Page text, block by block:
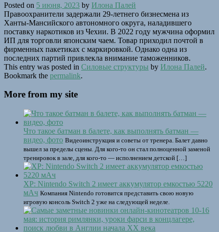
Posted on 5 июня, 2023 by Илона Палей
Правоохранители задержали 29-летнего бизнесмена из
Ханты-Мансийского автономного округа, наладившего
поставку наркотиков из Чехии. В 2022 году мужчина оформил
ИП для торговли японским чаем. Товар приходил почтой в
фирменных пакетиках с маркировкой. Однако одна из
последних партий привлекла внимание таможенников.
This entry was posted in Силовые структуры by Илона Палей.
Bookmark the permalink.
More from my site
Что такое батман в балете, как выполнять батман —
видео, фото Видеоинструкция и советы от тренера. Балет давно
вышел за пределы сцены. Для кого-то он стал полноценной заменой
тренировок в зале, для кого-то — исполнением детской […]
XP: Nintendo Switch 2 имеет аккумулятор емкостью 5220
мАч Компания Nintendo готовится представить свою новую
игровую консоль Switch 2 уже на следующей неделе.